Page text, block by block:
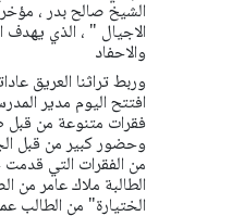
الشيخ صالح بدر ،
الاجيال " ، الذي يهدف
والاحفاد
وربط تراثنا العريق
افتتح اليوم مدير
فقرات متنوعة من قبل
وحضور كبير من قبل
من الفقرات التي قدمت
الطالبة ملاك عامر
الختيارة" من